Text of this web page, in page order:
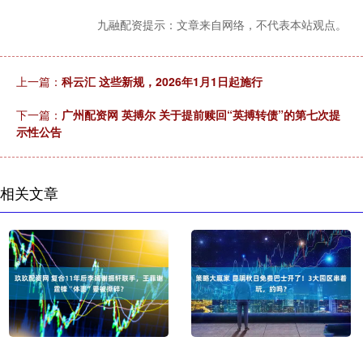
九融配资提示：文章来自网络，不代表本站观点。
上一篇： 科云汇 这些新规，2026年1月1日起施行
下一篇： 广州配资网 英搏尔 关于提前赎回“英搏转债”的第七次提
示性公告
相关文章